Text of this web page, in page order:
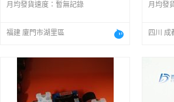
月均發貨速度： 暫無記錄
福建 廈門市湖里區
月均發
四川 成